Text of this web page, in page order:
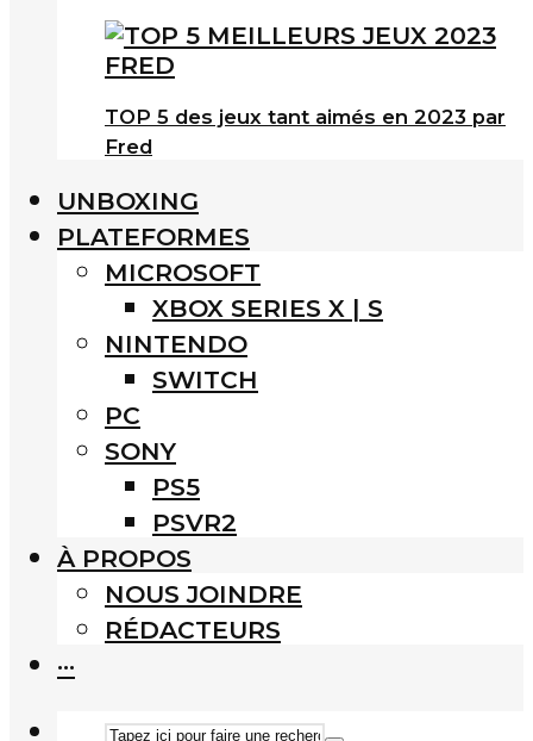
TOP 5 des jeux tant aimés en 2023 par
Fred
UNBOXING
PLATEFORMES
MICROSOFT
XBOX SERIES X | S
NINTENDO
SWITCH
PC
SONY
PS5
PSVR2
À PROPOS
NOUS JOINDRE
RÉDACTEURS
···